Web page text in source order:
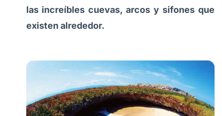
las increíbles cuevas, arcos y sifones que
existen alrededor.